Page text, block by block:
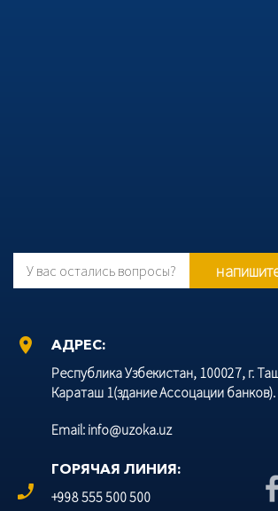
У вас остались вопросы?
location_on
АДРЕС:
Республика Узбекистан, 100027, г.
Караташ 1(здание Ассоцации банков).
Email: info@uzoka.uz
phone_enabled
ГОРЯЧАЯ ЛИНИЯ:
+998 555 500 500